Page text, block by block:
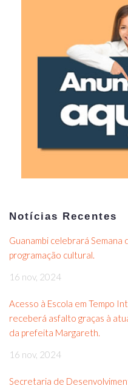
Notícias Recentes
Guanambi celebrará Semana
programação cultural.
16 nov, 2024
Acesso à Escola em Tempo
receberá asfalto graças à
da prefeita Margareth.
16 nov, 2024
Secretaria de